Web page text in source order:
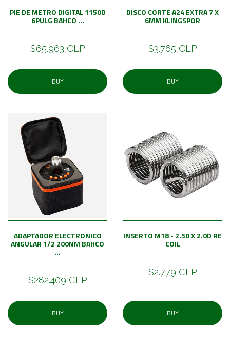
PIE DE METRO DIGITAL 1150D
6PULG BAHCO ...
$65.963 CLP
BUY
DISCO CORTE A24 EXTRA 7 X
6MM KLINGSPOR
$3.765 CLP
BUY
ADAPTADOR ELECTRONICO
ANGULAR 1/2 200NM BAHCO
...
$282.409 CLP
BUY
INSERTO M18 - 2.50 X 2.0D RE
COIL
$2.779 CLP
BUY